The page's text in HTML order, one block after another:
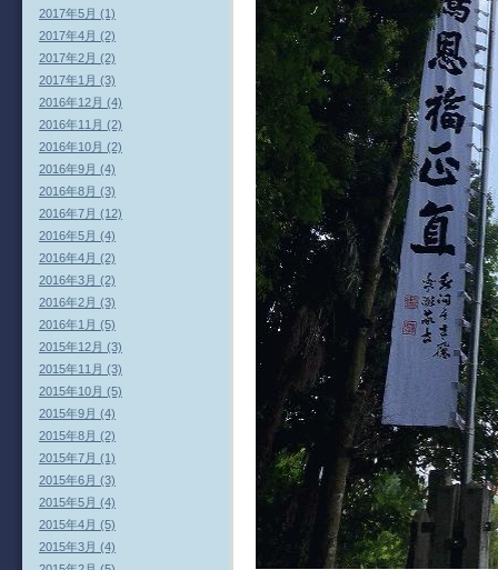
2017年5月 (1)
2017年4月 (2)
2017年2月 (2)
2017年1月 (3)
2016年12月 (4)
2016年11月 (2)
2016年10月 (2)
2016年9月 (4)
2016年8月 (3)
2016年7月 (12)
2016年5月 (4)
2016年4月 (2)
2016年3月 (2)
2016年2月 (3)
2016年1月 (5)
2015年12月 (3)
2015年11月 (3)
2015年10月 (5)
2015年9月 (4)
2015年8月 (2)
2015年7月 (1)
2015年6月 (3)
2015年5月 (4)
2015年4月 (5)
2015年3月 (4)